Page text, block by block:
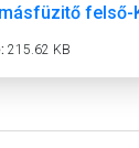
215.62 KB